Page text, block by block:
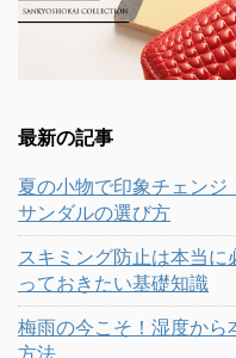
最新の記事
夏の小物で印象チェンジ
サンダルの選び方
スキミング防止は本当
っておきたい基礎知識
梅雨の今こそ！湿度から